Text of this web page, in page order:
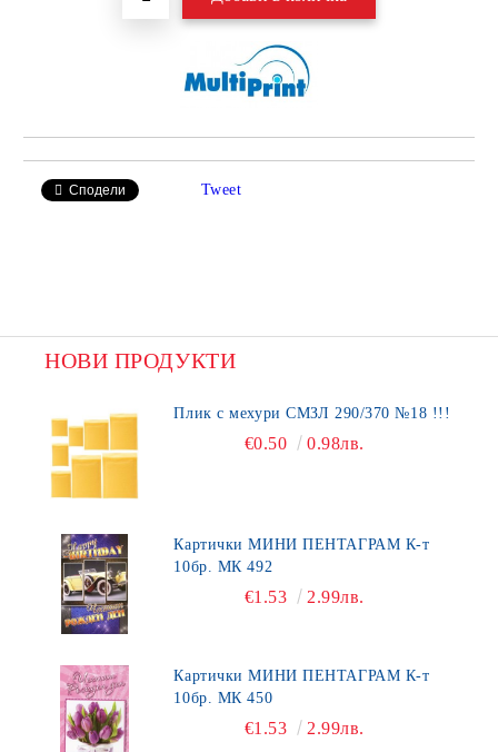
Сподели Tweet
НОВИ ПРОДУКТИ
Плик с мехури СМЗЛ 290/370 №18 !!!
€0.50 0.98лв.
Картички МИНИ ПЕНТАГРАМ К-т
10бр. МК 492
€1.53 2.99лв.
Картички МИНИ ПЕНТАГРАМ К-т
10бр. МК 450
€1.53 2.99лв.